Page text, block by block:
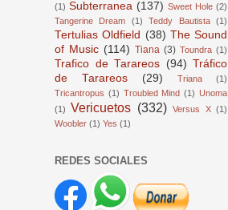
(1) Subterranea (137) Sweet Hole (2)
Tangerine Dream
(1) Teddy Bautista (1)
Tertulias Oldfield (38) The Sound
of Music (114) Tiana (3) Toundra (1)
Trafico de Tarareos (94) Tráfico
de Tarareos
(29) Triana
(1)
Tricantropus (1) Troubled Mind (1) Unoma
(1)
Vericuetos (332) Versus X (1)
Woobler (1) Yes (1)
REDES SOCIALES